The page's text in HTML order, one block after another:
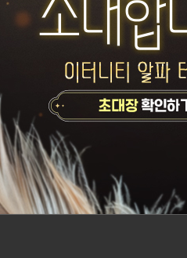
설정된 오늘의
TITLE
내 것
GUILD
설정된
CAIRDE 카르제